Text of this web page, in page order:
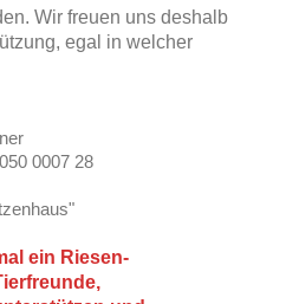
Wir freuen uns deshalb
egal in welcher
0007 28
ein Riesen-